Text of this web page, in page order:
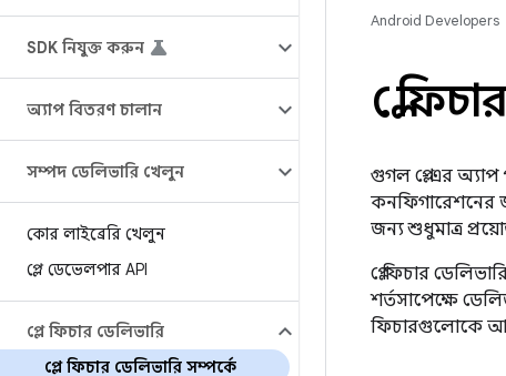
SDK নিযুক্ত করুন
অ্যাপ বিতরণ চালান
সম্পদ ডেলিভারি খেলুন
কোর লাইব্রেরি খেলুন
প্লে ডেভেলপার API
প্লে ফিচার ডেলিভারি
প্লে ফিচার ডেলিভারি সম্পর্কে
Android Developers
প্লে
গুগল প্লে-এর
কনফিগারেশনের
জন্য শুধুমাত্র
প্লে ফিচার
শর্তসাপেক্ষে
ফিচারগুলোকে